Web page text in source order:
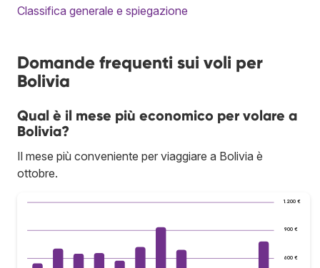
Classifica generale e spiegazione
Domande frequenti sui voli per
Bolivia
Qual è il mese più economico per volare a
Bolivia?
Il mese più conveniente per viaggiare a Bolivia è
ottobre.
600 €
900 €
1.200 €